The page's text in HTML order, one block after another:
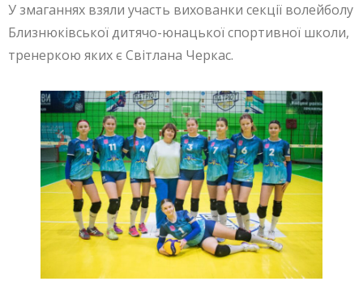
У змаганнях взяли участь вихованки секції волейболу
Близнюківської дитячо-юнацької спортивної школи,
тренеркою яких є Світлана Черкас.